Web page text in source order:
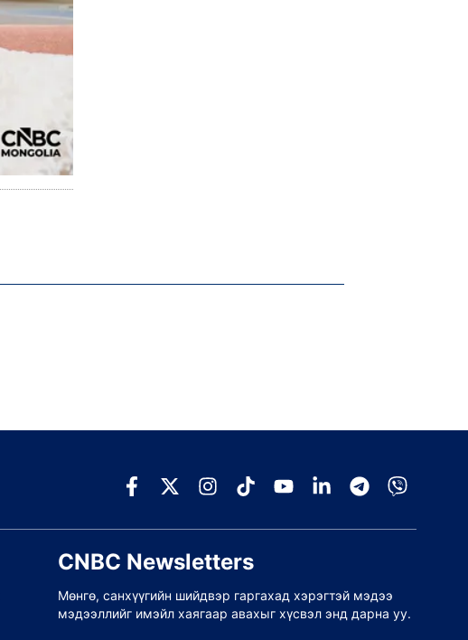
CNBC Newsletters
Мөнгө, санхүүгийн шийдвэр гаргахад хэрэгтэй мэдээ
мэдээллийг имэйл хаягаар авахыг хүсвэл энд дарна уу.